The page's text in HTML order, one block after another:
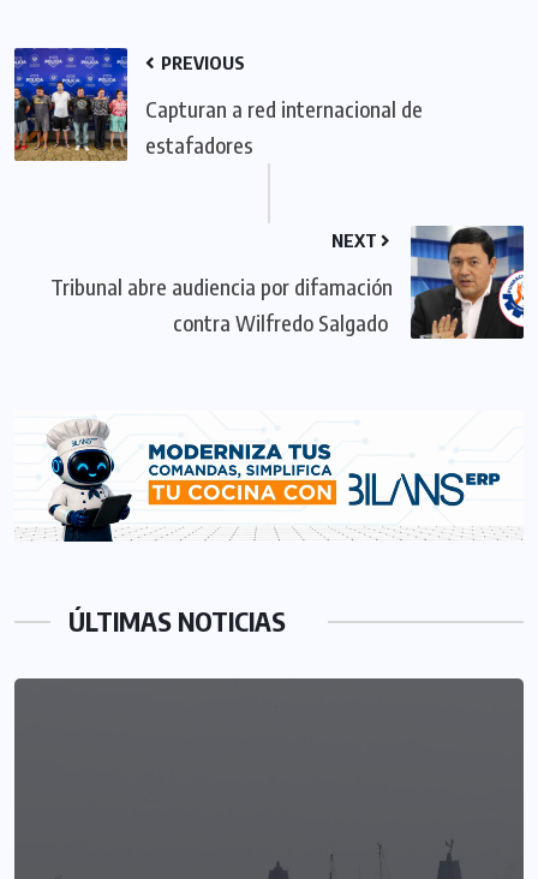
PREVIOUS
Capturan a red internacional de
estafadores
NEXT
Tribunal abre audiencia por difamación
contra Wilfredo Salgado
ÚLTIMAS NOTICIAS